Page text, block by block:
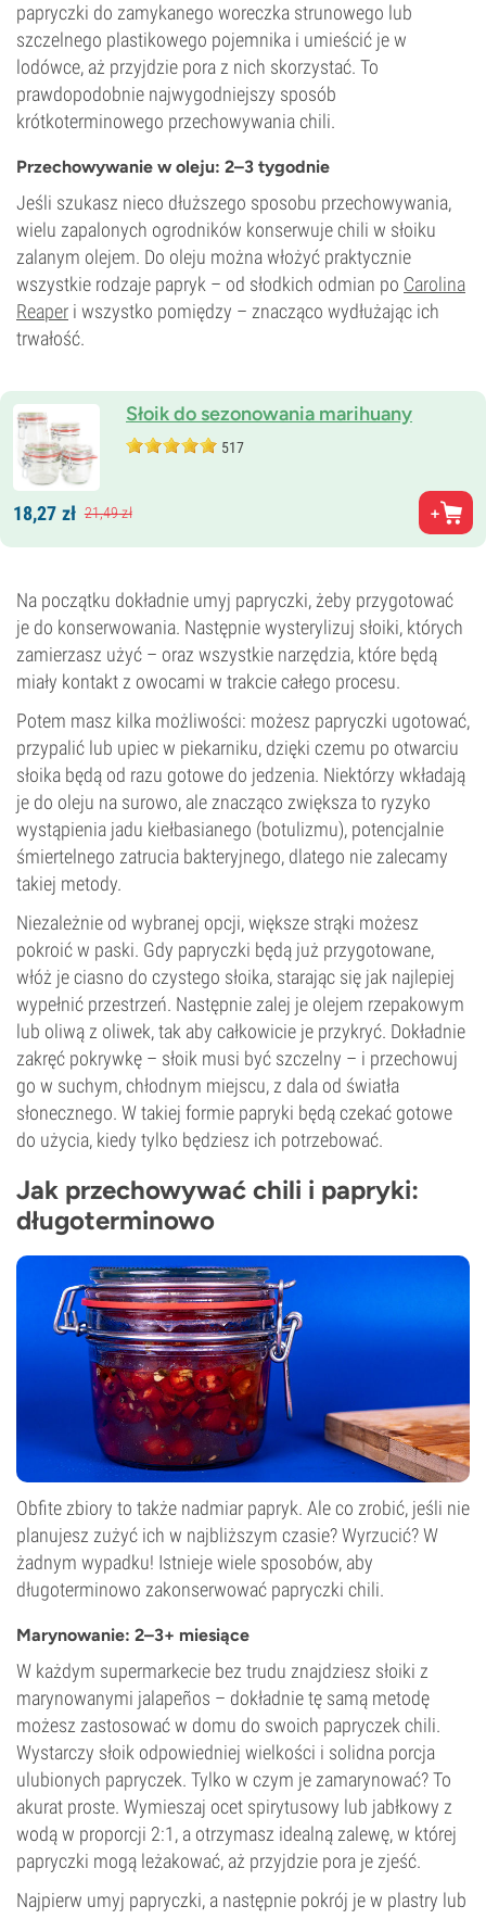
papryczki do zamykanego woreczka strunowego lub
szczelnego plastikowego pojemnika i umieścić je w
lodówce, aż przyjdzie pora z nich skorzystać. To
prawdopodobnie najwygodniejszy sposób
krótkoterminowego przechowywania chili.
Przechowywanie w oleju: 2–3 tygodnie
Jeśli szukasz nieco dłuższego sposobu przechowywania,
wielu zapalonych ogrodników konserwuje chili w słoiku
zalanym olejem. Do oleju można włożyć praktycznie
wszystkie rodzaje papryk – od słodkich odmian po Carolina
Reaper i wszystko pomiędzy – znacząco wydłużając ich
trwałość.
Słoik do sezonowania marihuany
517
18,27 zł 21,49zł
Na początku dokładnie umyj papryczki, żeby przygotować
je do konserwowania. Następnie wysterylizuj słoiki, których
zamierzasz użyć – oraz wszystkie narzędzia, które będą
miały kontakt z owocami w trakcie całego procesu.
Potem masz kilka możliwości: możesz papryczki ugotować,
przypalić lub upiec w piekarniku, dzięki czemu po otwarciu
słoika będą od razu gotowe do jedzenia. Niektórzy wkładają
je do oleju na surowo, ale znacząco zwiększa to ryzyko
wystąpienia jadu kiełbasianego (botulizmu), potencjalnie
śmiertelnego zatrucia bakteryjnego, dlatego nie zalecamy
takiej metody.
Niezależnie od wybranej opcji, większe strąki możesz
pokroić w paski. Gdy papryczki będą już przygotowane,
włóż je ciasno do czystego słoika, starając się jak najlepiej
wypełnić przestrzeń. Następnie zalej je olejem rzepakowym
lub oliwą z oliwek, tak aby całkowicie je przykryć. Dokładnie
zakręć pokrywkę – słoik musi być szczelny – i przechowuj
go w suchym, chłodnym miejscu, z dala od światła
słonecznego. W takiej formie papryki będą czekać gotowe
do użycia, kiedy tylko będziesz ich potrzebować.
Jak przechowywać chili i papryki:
długoterminowo
Obfite zbiory to także nadmiar papryk. Ale co zrobić, jeśli nie
planujesz zużyć ich w najbliższym czasie? Wyrzucić? W
żadnym wypadku! Istnieje wiele sposobów, aby
długoterminowo zakonserwować papryczki chili.
Marynowanie: 2–3+ miesiące
W każdym supermarkecie bez trudu znajdziesz słoiki z
marynowanymi jalapeños – dokładnie tę samą metodę
możesz zastosować w domu do swoich papryczek chili.
Wystarczy słoik odpowiedniej wielkości i solidna porcja
ulubionych papryczek. Tylko w czym je zamarynować? To
akurat proste. Wymieszaj ocet spirytusowy lub jabłkowy z
wodą w proporcji 2:1, a otrzymasz idealną zalewę, w której
papryczki mogą leżakować, aż przyjdzie pora je zjeść.
Najpierw umyj papryczki, a następnie pokrój je w plastry lub